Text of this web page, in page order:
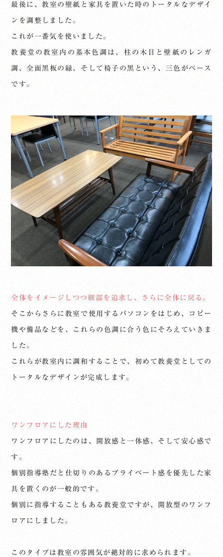
最後に、教室の壁紙と家具を置いた時のトータルなデザイ
ンを調整しました。
これが一番気を使いました。
教養堂の教室内の基本色調は、柱の木目と壁紙のレンガ
調、全面黒板の緑、そして椅子の黒という、三色がベース
です。
全体をイメージしつつ細部を追求し、さらに全体に戻る。
そこからさらに教室で使用するパソコンをはじめ、コピー
機や備品などを、これらの色調に合う色にそろえていきま
した。
これらが教室内に調和することで、初めて教養堂としての
トータルなデザインが完成します。
ワンフロアにした理由
ワンフロアにしたのは、開放感と一体感、そして安心感で
す。
個別指導塾だと仕切りのあるプライベート感を優先した家
具を置くのが一般的です。
個別に指導することもある教養堂ですが、開放型のワンフ
ロアにしました。
このタイプは教室の雰囲気が絶対的に求められます。